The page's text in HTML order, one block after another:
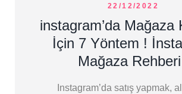
22/12/2022
instagram’da Mağaza
İçin 7 Yöntem !
Mağaza
Instagram’da satış yapmak,